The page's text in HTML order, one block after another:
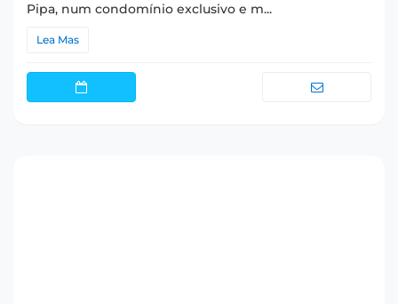
Pipa, num condomínio exclusivo e m...
Lea Mas